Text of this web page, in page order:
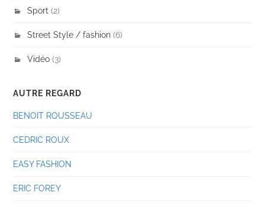
Sport (2)
Street Style / fashion (6)
Vidéo (3)
AUTRE REGARD
BENOIT ROUSSEAU
CEDRIC ROUX
EASY FASHION
ERIC FOREY